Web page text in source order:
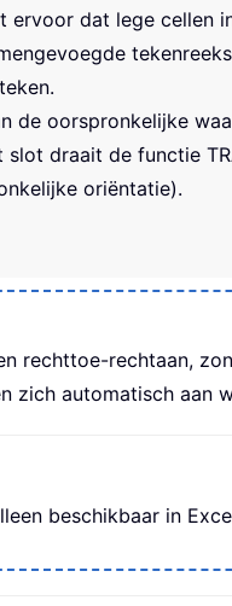
ervoor dat lege cellen
de oorspronkelijke
slot draait de functie
oriëntatie).
rechttoe-rechtaan,
zich automatisch aan
beschikbaar in